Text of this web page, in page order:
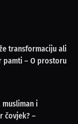
transformaciju ali
pamti – O prostoru
i
čovjek? –